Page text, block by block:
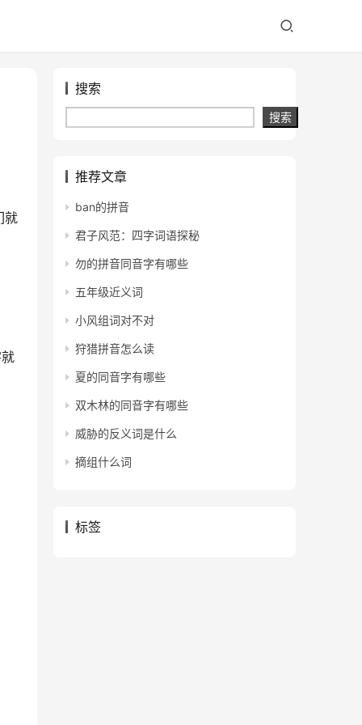
就
搜索
搜索
推荐文章
ban的拼音
君子风范：四字词语探秘
勿的拼音同音字有哪些
五年级近义词
小风组词对不对
狩猎拼音怎么读
夏的同音字有哪些
双木林的同音字有哪些
威胁的反义词是什么
摘组什么词
标签